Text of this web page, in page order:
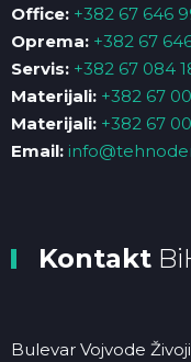
Office: +382 67 646
Oprema: +382 67
Servis: +382 67 084
Materijali: +382 67
Materijali: +382 67
Email:
Kontakt
Bulevar Vojvode